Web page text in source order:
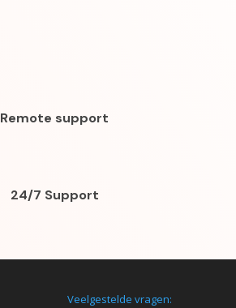
Remote support
24/7 Support
Veelgestelde vragen: